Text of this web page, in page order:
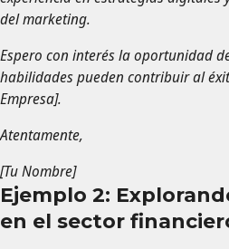
del marketing.
Espero con interés la oportunidad
habilidades pueden contribuir al
Empresa].
Atentamente,
[Tu Nombre]
Ejemplo 2:
en el sector